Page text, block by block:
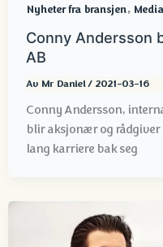
Nyheter fra bransjen,
Conny Andersson
AB
Av Mr Daniel/ 2021-03-16
Conny Andersson,
blir aksjonær og rådgiver
lang karriere bak seg